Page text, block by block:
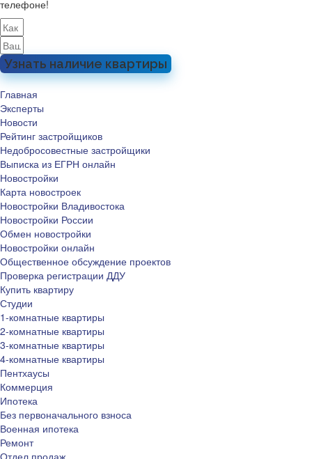
телефоне!
Узнать наличие квартиры
Главная
Эксперты
Новости
Рейтинг застройщиков
Недобросовестные застройщики
Выписка из ЕГРН онлайн
Новостройки
Карта новостроек
Новостройки Владивостока
Новостройки России
Обмен новостройки
Новостройки онлайн
Общественное обсуждение проектов
Проверка регистрации ДДУ
Купить квартиру
Студии
1-комнатные квартиры
2-комнатные квартиры
3-комнатные квартиры
4-комнатные квартиры
Пентхаусы
Коммерция
Ипотека
Без первоначального взноса
Военная ипотека
Ремонт
Отдел продаж